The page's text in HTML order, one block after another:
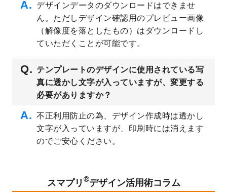
2023/4/18
セミナー・講演会のチラシデザインテンプ
レートを追加しました。
2023/4/18
スポーツジム・フィットネスクラブのチラ
シデザインテンプレート
2023/3/16
シール・ラベルのデザインテンプレートを
公開いたしました。
2023/3/13
封筒（長3、洋長3、角2）のデザインテンプ
レートを追加しました。
2023/3/13
クリアファイルのデザインテンプレート
追加しました。
2023/3/2
パワーポイント版テンプレートをダウンロ
追加しました。
2023/1/13
4月始まりのカレンダーデザインテンプレー
デザインデータのダウンロードはできませ
ん。ただしデザイン確認用のプレビュー画像
（解像度を落としたもの）はダウンロードし
ていただくことが可能です。
テンプレートのデザインに使用されている写
真に透かし文字が入っていますが、変更する
必要がありますか？
不正利用防止の為、デザイン作成時は透かし
文字が入っていますが、印刷時には消えます
のでご安心ください。
スマプリ ®デザイン活用術コラム